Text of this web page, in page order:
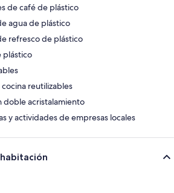
de café de plástico
agua de plástico
refresco de plástico
plástico
reutilizables
doble acristalamiento
y actividades de empresas locales